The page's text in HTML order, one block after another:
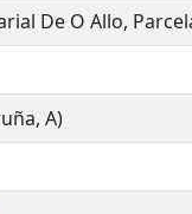
De O Allo,
A)